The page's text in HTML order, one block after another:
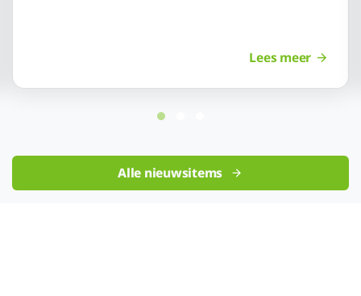
Lees meer
Alle nieuwsitems